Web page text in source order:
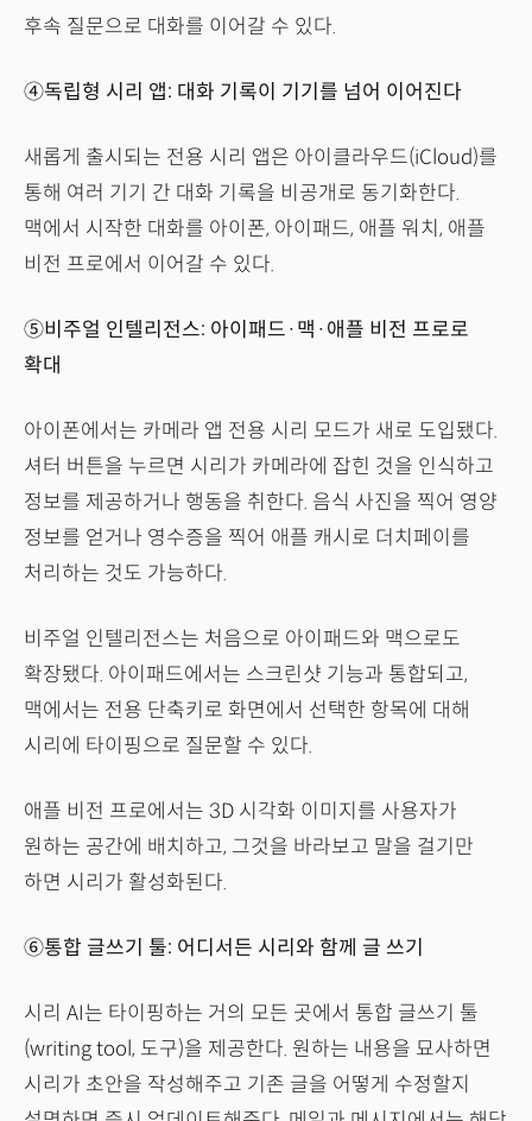
후속 질문으로 대화를 이어갈 수 있다.
④독립형 시리 앱: 대화 기록이 기기를 넘어 이어진다
새롭게 출시되는 전용 시리 앱은 아이클라우드(iCloud)를
통해 여러 기기 간 대화 기록을 비공개로 동기화한다.
맥에서 시작한 대화를 아이폰, 아이패드, 애플 워치, 애플
비전 프로에서 이어갈 수 있다.
⑤비주얼 인텔리전스: 아이패드·맥·애플 비전 프로로
확대
아이폰에서는 카메라 앱 전용 시리 모드가 새로 도입됐다.
셔터 버튼을 누르면 시리가 카메라에 잡힌 것을 인식하고
정보를 제공하거나 행동을 취한다. 음식 사진을 찍어 영양
정보를 얻거나 영수증을 찍어 애플 캐시로 더치페이를
처리하는 것도 가능하다.
비주얼 인텔리전스는 처음으로 아이패드와 맥으로도
확장됐다. 아이패드에서는 스크린샷 기능과 통합되고,
맥에서는 전용 단축키로 화면에서 선택한 항목에 대해
시리에 타이핑으로 질문할 수 있다.
애플 비전 프로에서는 3D 시각화 이미지를 사용자가
원하는 공간에 배치하고, 그것을 바라보고 말을 걸기만
하면 시리가 활성화된다.
⑥통합 글쓰기 툴: 어디서든 시리와 함께 글 쓰기
시리 AI는 타이핑하는 거의 모든 곳에서 통합 글쓰기 툴
(writing tool, 도구)을 제공한다. 원하는 내용을 묘사하면
시리가 초안을 작성해주고 기존 글을 어떻게 수정할지